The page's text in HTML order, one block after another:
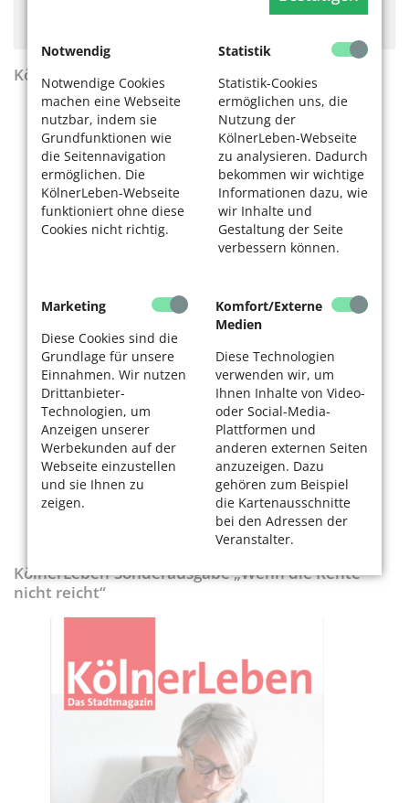
Notwendig
Notwendige Cookies
machen eine Webseite
nutzbar, indem sie
Grundfunktionen wie
die Seitennavigation
ermöglichen. Die
KölnerLeben-Webseite
funktioniert ohne diese
Cookies nicht richtig.
Statistik
Statistik-Cookies
ermöglichen uns, die
Nutzung der
KölnerLeben-Webseite
zu analysieren. Dadurch
bekommen wir wichtige
Informationen dazu, wie
wir Inhalte und
Gestaltung der Seite
verbessern können.
Marketing
Diese Cookies sind die
Grundlage für unsere
Einnahmen. Wir nutzen
Drittanbieter-
Technologien, um
Anzeigen unserer
Werbekunden auf der
Webseite einzustellen
und sie Ihnen zu
zeigen.
Komfort/Externe
Medien
Diese Technologien
verwenden wir, um
Ihnen Inhalte von Video-
oder Social-Media-
Plattformen und
anderen externen Seiten
anzuzeigen. Dazu
gehören zum Beispiel
die Kartenausschnitte
bei den Adressen der
Veranstalter.
KölnerLeben Sommer 2026
KölnerLeben-Sonderausgabe „Wenn die Rente
nicht reicht“